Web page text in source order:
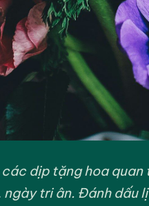
các dịp tặng hoa
ngày tri ân. Đánh dấu